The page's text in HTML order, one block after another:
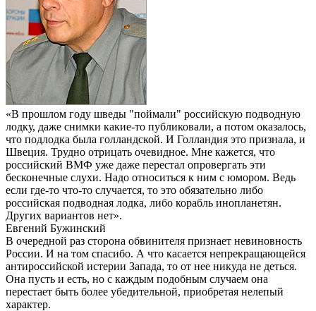
«В прошлом году шведы "поймали" российскую подводную
лодку, даже снимки какие-то публиковали, а потом оказалось,
что подлодка была голландской. И Голландия это признала, и
Швеция. Трудно отрицать очевидное. Мне кажется, что
российский ВМФ уже даже перестал опровергать эти
бесконечные слухи. Надо относиться к ним с юмором. Ведь
если где-то что-то случается, то это обязательно либо
российская подводная лодка, либо корабль инопланетян.
Других вариантов нет».
Евгений Бужинский
В очередной раз сторона обвинителя признает невиновность
России. И на том спасибо. А что касается непрекращающейся
антироссийской истерии Запада, то от нее никуда не деться.
Она пусть и есть, но с каждым подобным случаем она
перестает быть более убедительной, приобретая нелепый
характер.